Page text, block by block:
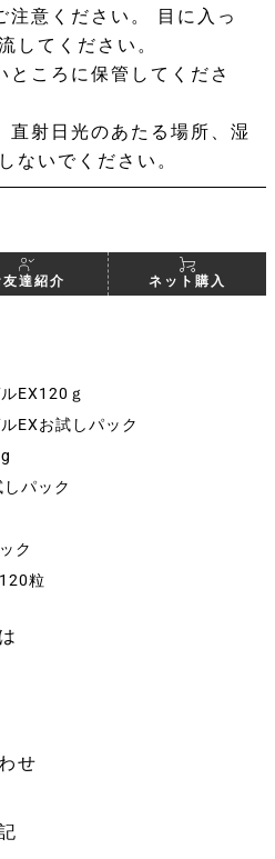
注意ください。 目に入っ
してください。
ころに保管してくださ
直射日光のあたる場所、湿
ないでください。
友達紹介 ネット購入
EX120ｇ
EXお試しパック
パック
ク
粒
せ